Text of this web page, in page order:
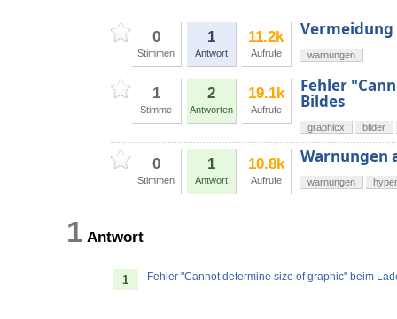
0
Stimmen
1
Antwort
11.2k
Aufrufe warnungen
1
Stimme
2
Antworten
19.1k
Aufrufe
Fehler
Bildes
graphicx bilder
0
Stimmen
1
Antwort
10.8k
Aufrufe
Warnungen
warnungen
1 Antwort
1 Fehler "Cannot determine size of graphic" beim